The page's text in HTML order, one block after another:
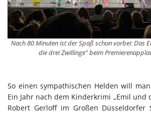
Nach 80 Minuten ist der Spaß schon vorbei: Das
die drei Zwillinge" beim
So einen sympathischen Helden will
Ein Jahr nach dem Kinderkrimi „Emil und
Robert Gerloff im Großen Düsseldorfer